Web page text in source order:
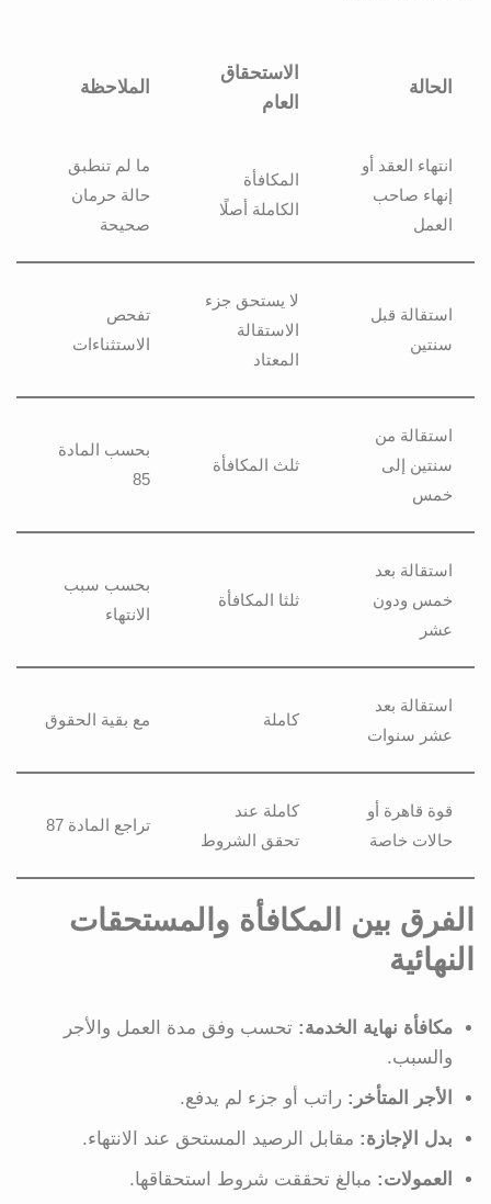
الحالة
الاستحقاق
العام
الملاحظة
انتهاء العقد أو
إنهاء صاحب
العمل
المكافأة
الكاملة أصلًا
ما لم تنطبق
حالة حرمان
صحيحة
استقالة قبل
سنتين
لا يستحق جزء
الاستقالة
المعتاد
تفحص
الاستثناءات
استقالة من
سنتين إلى
خمس
ثلث المكافأة
بحسب المادة
85
استقالة بعد
خمس ودون
عشر
ثلثا المكافأة
بحسب سبب
الانتهاء
استقالة بعد
عشر سنوات
كاملة مع بقية الحقوق
قوة قاهرة أو
حالات خاصة
كاملة عند
تحقق الشروط
تراجع المادة 87
الفرق بين المكافأة والمستحقات
النهائية
مكافأة نهاية الخدمة: تحسب وفق مدة العمل والأجر
والسبب.
الأجر المتأخر: راتب أو جزء لم يدفع.
بدل الإجازة: مقابل الرصيد المستحق عند الانتهاء.
العمولات: مبالغ تحققت شروط استحقاقها.